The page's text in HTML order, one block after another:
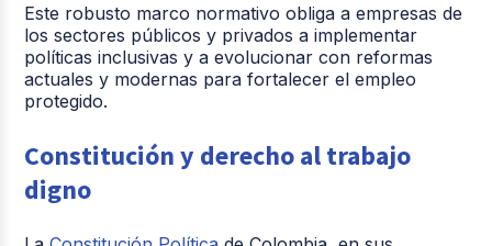
Este robusto marco normativo obliga a empresas de
los sectores públicos y privados a implementar
políticas inclusivas y a evolucionar con reformas
actuales y modernas para fortalecer el empleo
protegido.
Constitución y derecho al trabajo
digno